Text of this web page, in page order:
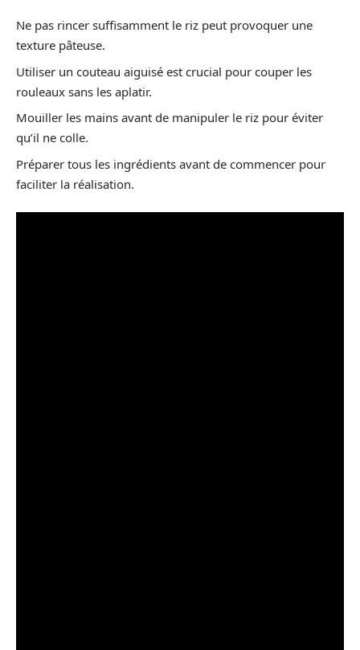
Ne pas rincer suffisamment le riz peut provoquer une
texture pâteuse.
Utiliser un couteau aiguisé est crucial pour couper les
rouleaux sans les aplatir.
Mouiller les mains avant de manipuler le riz pour éviter
qu’il ne colle.
Préparer tous les ingrédients avant de commencer pour
faciliter la réalisation.